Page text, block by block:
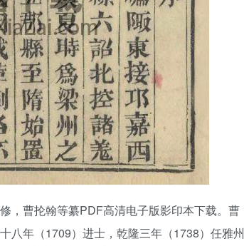
，曹抡翰等纂PDF高清电子版影印本下载。曹
八年（1709）进士，乾隆三年（1738）任雅州